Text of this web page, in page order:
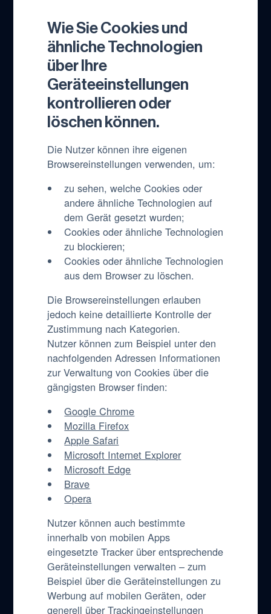
Wie Sie Cookies und
ähnliche Technologien
über Ihre
Geräteeinstellungen
kontrollieren oder
löschen können.
Die Nutzer können ihre eigenen
Browsereinstellungen verwenden, um:
zu sehen, welche Cookies oder
andere ähnliche Technologien auf
dem Gerät gesetzt wurden;
Cookies oder ähnliche Technologien
zu blockieren;
Cookies oder ähnliche Technologien
aus dem Browser zu löschen.
Die Browsereinstellungen erlauben
jedoch keine detaillierte Kontrolle der
Zustimmung nach Kategorien.
Nutzer können zum Beispiel unter den
nachfolgenden Adressen Informationen
zur Verwaltung von Cookies über die
gängigsten Browser finden:
Google Chrome
Mozilla Firefox
Apple Safari
Microsoft Internet Explorer
Microsoft Edge
Brave
Opera
Nutzer können auch bestimmte
innerhalb von mobilen Apps
eingesetzte Tracker über entsprechende
Geräteinstellungen verwalten – zum
Beispiel über die Geräteinstellungen zu
Werbung auf mobilen Geräten, oder
generell über Trackingeinstellungen